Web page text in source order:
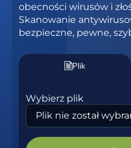
obecności wirusów i
Skanowanie
bezpieczne, pewne,
Plik
Wybierz plik
Plik nie został